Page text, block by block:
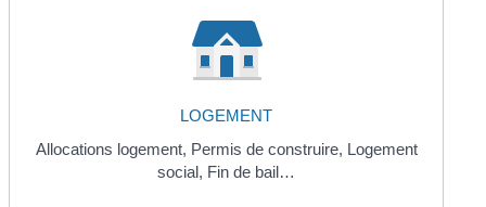
LOGEMENT
Allocations logement, Permis de construire, Logement
social, Fin de bail…